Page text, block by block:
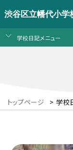
渋谷区立幡代小学
学校日記メニュー
トップページ > 学校